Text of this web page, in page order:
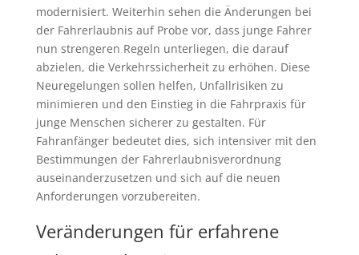
modernisiert. Weiterhin sehen die Änderungen bei
der Fahrerlaubnis auf Probe vor, dass junge Fahrer
nun strengeren Regeln unterliegen, die darauf
abzielen, die Verkehrssicherheit zu erhöhen. Diese
Neuregelungen sollen helfen, Unfallrisiken zu
minimieren und den Einstieg in die Fahrpraxis für
junge Menschen sicherer zu gestalten. Für
Fahranfänger bedeutet dies, sich intensiver mit den
Bestimmungen der Fahrerlaubnisverordnung
auseinanderzusetzen und sich auf die neuen
Anforderungen vorzubereiten.
Veränderungen für erfahrene